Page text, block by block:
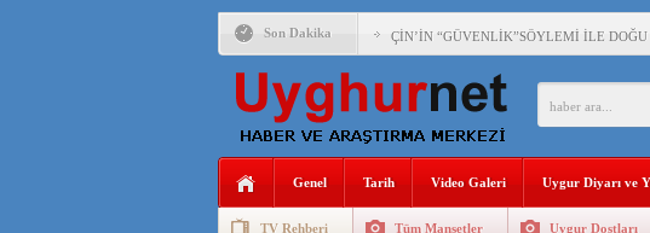
Son Dakika ÇİN’İN “GÜVENLİK”SÖYLEMİ İLE DOĞU
PAKİSTAN,AFGANİSTAN’DA YAŞAYAN
ANAHTAR PARTİ GENEL BAŞKANI
ÇİN’İN DOĞU TÜRKİSTAN’DAKİ
Genel Tarih Video Galeri Uygur Diyarı ve
TV Rehberi Tüm Manşetler Uygur Dostları